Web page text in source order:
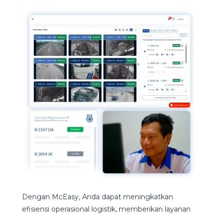
Dengan McEasy, Anda dapat meningkatkan
efisiensi operasional logistik, memberikan layanan